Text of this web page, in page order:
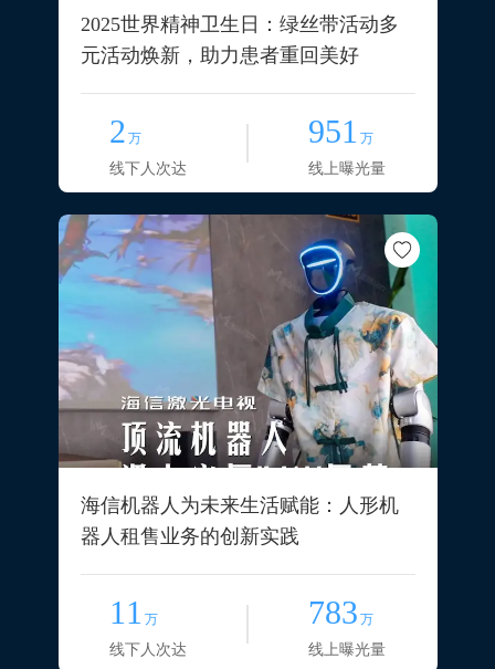
2025世界精神卫生日：绿丝带活动多
元活动焕新，助力患者重回美好
2 万
线下人次达
951 万
线上曝光量
海信机器人为未来生活赋能：人形机
器人租售业务的创新实践
11 万
线下人次达
783 万
线上曝光量